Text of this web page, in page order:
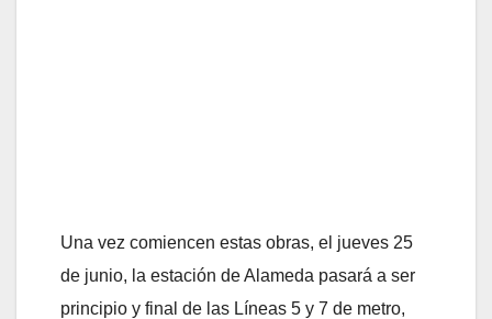
Una vez comiencen estas obras, el jueves 25
de junio, la estación de Alameda pasará a ser
principio y final de las Líneas 5 y 7 de metro,